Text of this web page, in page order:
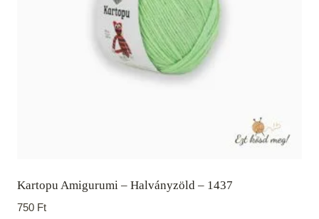
Kartopu Amigurumi – Halványzöld – 1437
750 Ft